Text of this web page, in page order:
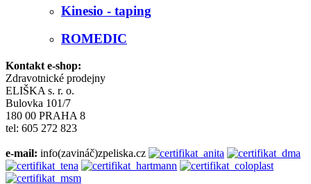
Kinesio - taping
ROMEDIC
Kontakt e-shop:
Zdravotnické prodejny
ELIŠKA s. r. o.
Bulovka 101/7
180 00 PRAHA 8
tel: 605 272 823
e-mail: info(zavináč)zpeliska.cz